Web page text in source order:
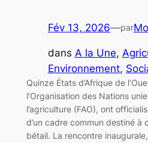
Fév 13, 2026—par
dans A la Une,
Environnement,
Quinze États d’Afrique de
l’Organisation des Nations
l’agriculture (FAO), ont
d’un cadre commun destiné à
bétail. La rencontre